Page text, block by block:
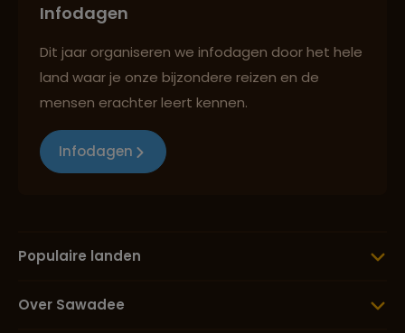
Infodagen
Dit jaar organiseren we infodagen door het hele
land waar je onze bijzondere reizen en de
mensen erachter leert kennen.
Infodagen
Populaire landen
Over Sawadee